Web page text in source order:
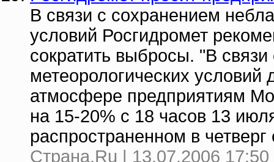
В связи с сохранением
условий Росгидромет
сократить выбросы. "В
метеорологических
атмосфере предприятиям
на 15-20% с 18 часов 13
распространенном в
Страна.Ru | 13.07.2006 17:50